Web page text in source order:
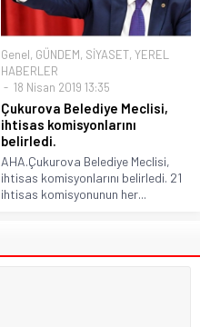
Genel, GÜNDEM, SİYASET, YEREL
HABERLER
18 Nisan 2019 13:35
Çukurova Belediye Meclisi,
ihtisas komisyonlarını
belirledi.
AHA.Çukurova Belediye Meclisi,
ihtisas komisyonlarını belirledi. 21
ihtisas komisyonunun her...